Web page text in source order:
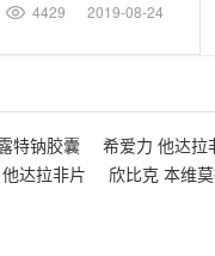
4429 2019-08-24
特钠胶囊 希爱力 他达拉
达拉非片 欣比克 本维